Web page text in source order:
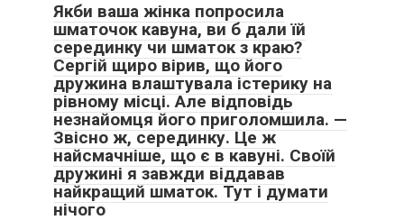
Якби ваша жінка попросила
шматочок кавуна, ви б дали їй
серединку чи шматок з краю?
Сергій щиро вірив, що його
дружина влаштувала істерику на
рівному місці. Але відповідь
незнайомця його приголомшила. —
Звісно ж, серединку. Це ж
найсмачніше, що є в кавуні. Своїй
дружині я завжди віддавав
найкращий шматок. Тут і думати
нічого